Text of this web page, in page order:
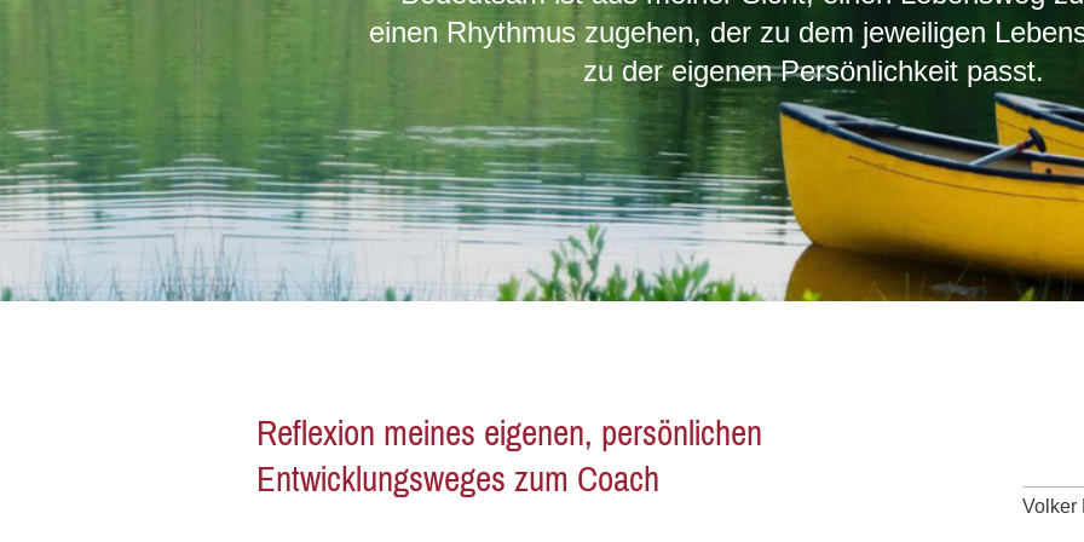
einen Rhythmus zugehen, der zu dem jeweiligen
zu der eigenen Persönlichkeit passt.
Reflexion meines eigenen, persönlichen
Entwicklungsweges zum Coach
Volker